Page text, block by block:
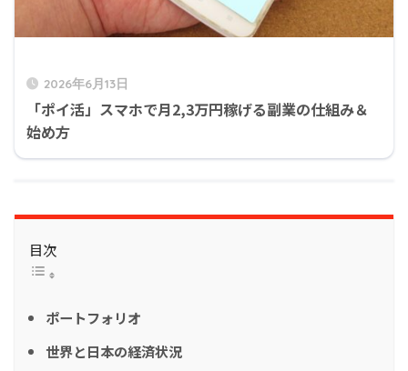
2026年6月13日
「ポイ活」スマホで月2,3万円稼げる副業の仕組み＆
始め方
目次
ポートフォリオ
世界と日本の経済状況